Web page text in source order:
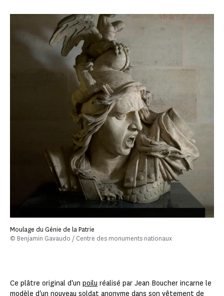
Moulage du Génie de la Patrie
© Benjamin Gavaudo / Centre des monuments nationaux
Ce plâtre original d'un poilu réalisé par Jean Boucher incarne le
modèle d'un nouveau soldat anonyme dans son vêtement de